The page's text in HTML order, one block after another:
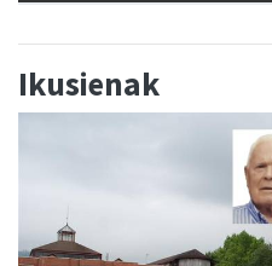
Ikusienak